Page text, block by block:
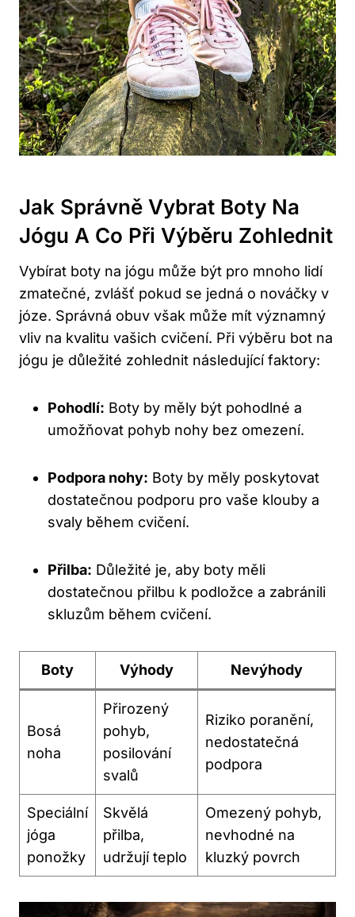
Jak Správně Vybrat Boty Na
Jógu A Co Při Výběru Zohlednit
Vybírat boty na jógu může být pro mnoho lidí
zmatečné, zvlášť pokud se jedná o nováčky v
józe. Správná obuv však může mít významný
vliv na kvalitu vašich cvičení. Při výběru bot na
jógu je důležité zohlednit následující faktory:
Pohodlí: Boty by měly být pohodlné a
umožňovat pohyb nohy bez omezení.
Podpora nohy: Boty by měly poskytovat
dostatečnou podporu pro vaše klouby a
svaly během cvičení.
Přilba: Důležité je, aby boty měli
dostatečnou přilbu k podložce a zabránili
skluzům během cvičení.
Boty Výhody Nevýhody
Bosá
noha
Přirozený
pohyb,
posilování
svalů
Riziko poranění,
nedostatečná
podpora
Speciální
jóga
ponožky
Skvělá
přilba,
udržují teplo
Omezený pohyb,
nevhodné na
kluzký povrch